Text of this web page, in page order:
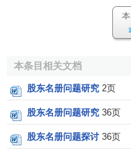
册、零股存根簿及公司
代理人时，可以将股东
存根簿备置于过户代理
条规定： “董事应当将公
会议记录备置于总公司。
人，可以将股东名册或
第一节规定（c）规定，
本条目相关文档
股东名册问题研究 2页
股东名册问题研究 36页
股东名册问题探讨 36页